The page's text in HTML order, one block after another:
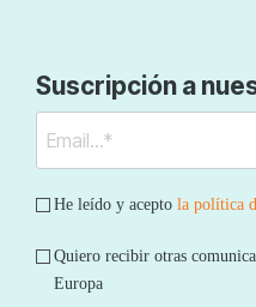
Suscripción a
He leído y acepto la política
Quiero recibir otras
Europa